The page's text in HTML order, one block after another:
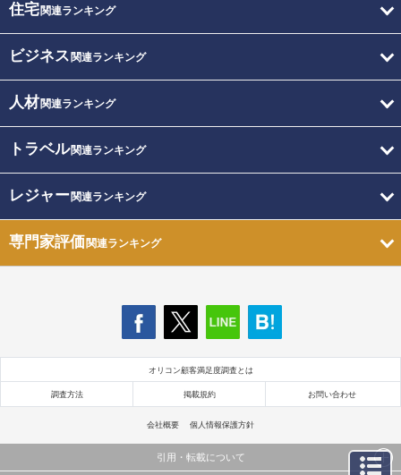
住宅関連ランキング
ビジネス 関連ランキング
人材関連ランキング
トラベル関連ランキング
レジャー関連ランキング
専門家評価関連ランキング
オリコン顧客満足度調査とは
調査方法 掲載規約 お問い合わせ
会社概要 個人情報保護方針
引用・転載について